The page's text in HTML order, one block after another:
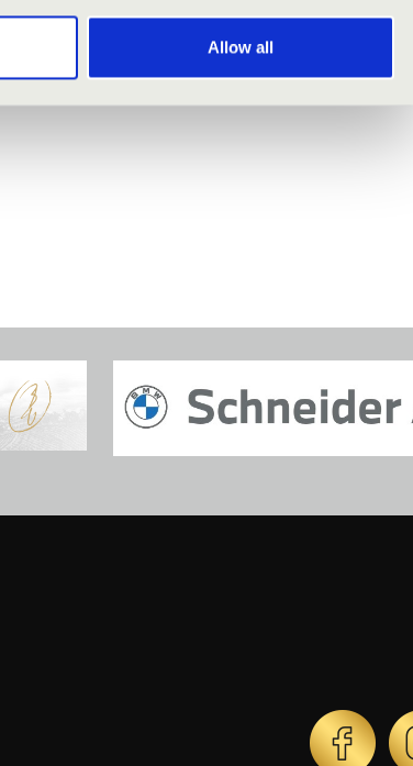
Allow all